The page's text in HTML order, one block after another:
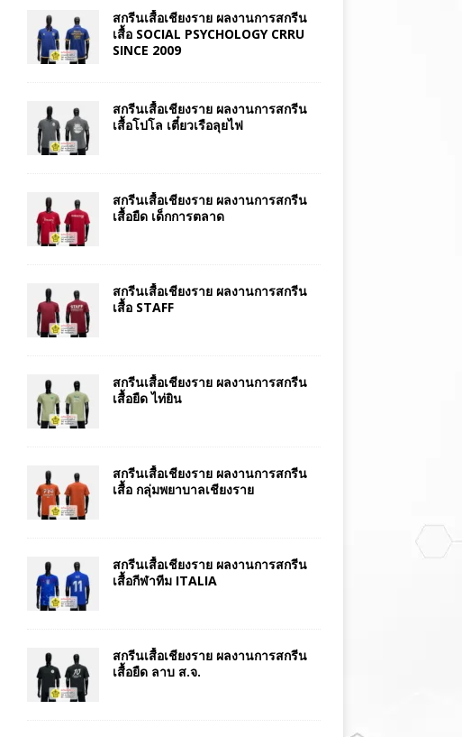
สกรีนเสื้อเชียงราย ผลงานการสกรีน
เสื้อ SOCIAL PSYCHOLOGY CRRU
SINCE 2009
สกรีนเสื้อเชียงราย ผลงานการสกรีน
เสื้อโปโล เตี๋ยวเรือลุยไฟ
สกรีนเสื้อเชียงราย ผลงานการสกรีน
เสื้อยืด เด็กการตลาด
สกรีนเสื้อเชียงราย ผลงานการสกรีน
เสื้อ STAFF
สกรีนเสื้อเชียงราย ผลงานการสกรีน
เสื้อยืด ไท่ยิน
สกรีนเสื้อเชียงราย ผลงานการสกรีน
เสื้อ กลุ่มพยาบาลเชียงราย
สกรีนเสื้อเชียงราย ผลงานการสกรีน
เสื้อกีฬาทีม ITALIA
สกรีนเสื้อเชียงราย ผลงานการสกรีน
เสื้อยืด ลาบ ส.จ.